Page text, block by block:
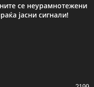
се неурамнотежени
јасни сигнали!